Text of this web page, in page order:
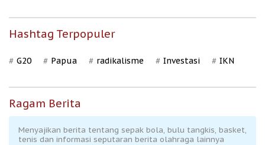
Hashtag Terpopuler
G20 Papua radikalisme Investasi IKN
Ragam Berita
Menyajikan berita tentang sepak bola, bulu tangkis, basket,
tenis dan informasi seputaran berita olahraga lainnya